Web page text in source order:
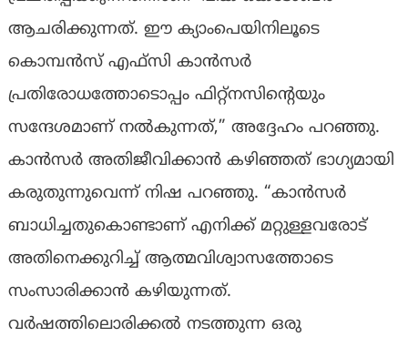
ആചരിക്കുന്നത്. ഈ ക്യാംപെയിനിലൂടെ
കൊമ്പൻസ് എഫ്‌സി കാൻസർ
പ്രതിരോധത്തോടൊപ്പം ഫിറ്റ്‌നസിൻ്റെയും
സന്ദേശമാണ് നൽകുന്നത്,” അദ്ദേഹം പറഞ്ഞു.
കാൻസർ അതിജീവിക്കാൻ കഴിഞ്ഞത് ഭാഗ്യമായി
കരുതുന്നുവെന്ന് നിഷ പറഞ്ഞു. “കാൻസർ
ബാധിച്ചതുകൊണ്ടാണ് എനിക്ക് മറ്റുള്ളവരോട്
അതിനെക്കുറിച്ച് ആത്മവിശ്വാസത്തോടെ
സംസാരിക്കാൻ കഴിയുന്നത്.
വർഷത്തിലൊരിക്കൽ നടത്തുന്ന ഒരു